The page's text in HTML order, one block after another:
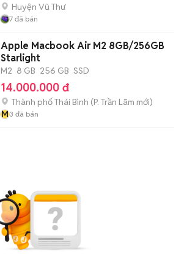
Huyện Vũ Thư
7 đã bán
Apple Macbook Air M2 8GB/256GB
Starlight
M2 8 GB 256 GB SSD
14.000.000 đ
Thành phố Thái Bình (P. Trần Lãm mới)
M3 đã bán